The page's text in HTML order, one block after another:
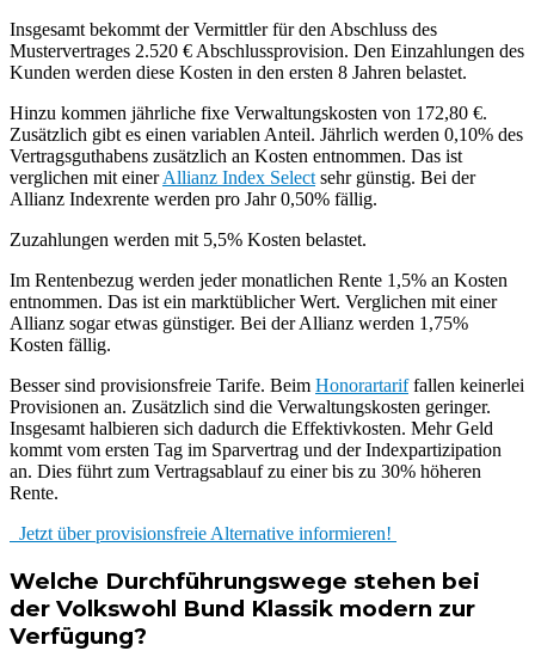
Insgesamt bekommt der Vermittler für den Abschluss des
Mustervertrages 2.520 € Abschlussprovision. Den Einzahlungen des
Kunden werden diese Kosten in den ersten 8 Jahren belastet.
Hinzu kommen jährliche fixe Verwaltungskosten von 172,80 €.
Zusätzlich gibt es einen variablen Anteil. Jährlich werden 0,10% des
Vertragsguthabens zusätzlich an Kosten entnommen. Das ist
verglichen mit einerAllianz Index Select sehr günstig. Bei der
Allianz Indexrente werden pro Jahr 0,50% fällig.
Zuzahlungen werden mit 5,5% Kosten belastet.
Im Rentenbezug werden jeder monatlichen Rente 1,5% an Kosten
entnommen. Das ist ein marktüblicher Wert. Verglichen mit einer
Allianz sogar etwas günstiger. Bei der Allianz werden 1,75%
Kosten fällig.
Besser sind provisionsfreie Tarife. Beim Honorartariffallen keinerlei
Provisionen an. Zusätzlich sind die Verwaltungskosten geringer.
Insgesamt halbieren sich dadurch die Effektivkosten. Mehr Geld
kommt vom ersten Tag im Sparvertrag und der Indexpartizipation
an. Dies führt zum Vertragsablauf zu einer bis zu 30% höheren
Rente.
Jetzt über provisionsfreie Alternative informieren!
Welche Durchführungswege stehen bei
der Volkswohl Bund Klassik modern zur
Verfügung?